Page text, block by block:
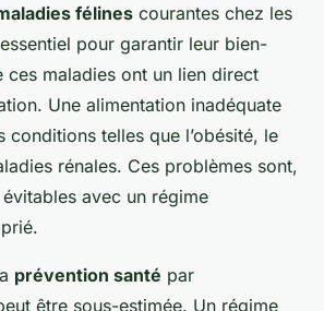
félines courantes chez les
pour garantir leur bien-
ces maladies ont un lien direct
Une alimentation inadéquate
conditions telles que l’obésité, le
rénales. Ces problèmes sont,
avec un régime
prévention santé par
être sous-estimée. Un régime